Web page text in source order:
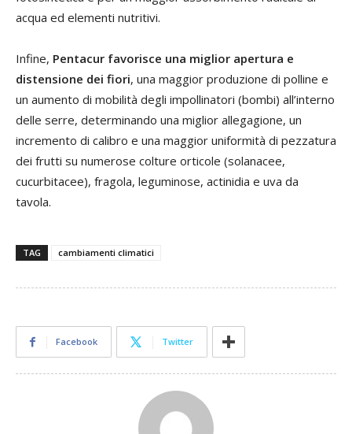
acqua ed elementi nutritivi.
Infine, Pentacur favorisce una miglior apertura e
distensione dei fiori, una maggior produzione di polline e
un aumento di mobilità degli impollinatori (bombi) all’interno
delle serre, determinando una miglior allegagione, un
incremento di calibro e una maggior uniformità di pezzatura
dei frutti su numerose colture orticole (solanacee,
cucurbitacee), fragola, leguminose, actinidia e uva da
tavola.
TAG cambiamenti climatici
Facebook Twitter